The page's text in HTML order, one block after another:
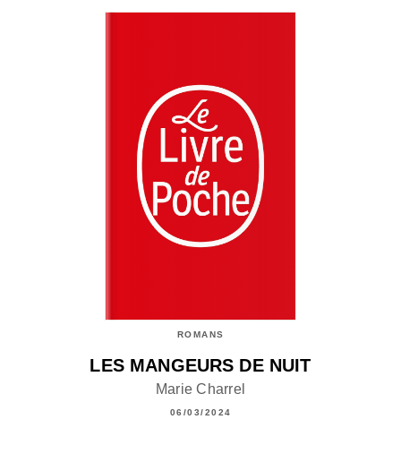
ROMANS
LES MANGEURS DE NUIT
Marie Charrel
06/03/2024